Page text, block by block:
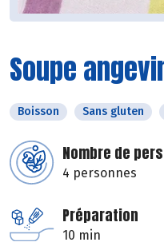
Soupe
Boisson Sans gluten
Nombre de
4 personnes
Préparation
10 min